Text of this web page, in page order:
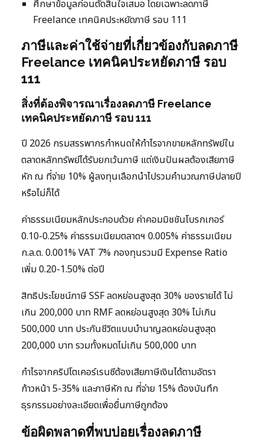
ศึกษาข้อมูลก่อนตัดสินใจเสมอ โดยเฉพาะลดภาษี
Freelance เทคนิคประหยัดภาษี รอบ 111
ภาษีและค่าใช้จ่ายที่เกี่ยวข้องกับลดภาษี
Freelance เทคนิคประหยัดภาษี รอบ
111
สิ่งที่ต้องพิจารณาเรื่องลดภาษี Freelance
เทคนิคประหยัดภาษี รอบ 111
ปี 2026 กรมสรรพากรกำหนดให้กำไรจากขายหลักทรัพย์ใน
ตลาดหลักทรัพย์ได้รับยกเว้นภาษี แต่เงินปันผลต้องเสียภาษี
หัก ณ ที่จ่าย 10% ผู้ลงทุนเลือกนำไปรวมคำนวณภาษีปลายปี
หรือไม่ก็ได้
ค่าธรรมเนียมหลักประกอบด้วย ค่าคอมมิชชันโบรกเกอร์
0.10-0.25% ค่าธรรมเนียมตลาดฯ 0.005% ค่าธรรมเนียม
ก.ล.ต. 0.001% VAT 7% กองทุนรวมมี Expense Ratio
เพิ่ม 0.20-1.50% ต่อปี
สิทธิประโยชน์ภาษี SSF ลดหย่อนสูงสุด 30% ของรายได้ ไม่
เกิน 200,000 บาท RMF ลดหย่อนสูงสุด 30% ไม่เกิน
500,000 บาท ประกันชีวิตแบบบำนาญลดหย่อนสูงสุด
200,000 บาท รวมทั้งหมดไม่เกิน 500,000 บาท
กำไรจากคริปโตเคอร์เรนซีต้องเสียภาษีเงินได้ตามอัตรา
ก้าวหน้า 5-35% และภาษีหัก ณ ที่จ่าย 15% ต้องบันทึก
ธุรกรรมอย่างละเอียดเพื่อยื่นภาษีถูกต้อง
ข้อผิดพลาดที่พบบ่อยเรื่องลดภาษี